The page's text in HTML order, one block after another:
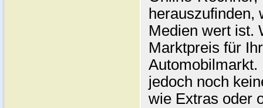
herauszufinden,
Medien wert ist.
Marktpreis für
jedoch noch
wie Extras oder